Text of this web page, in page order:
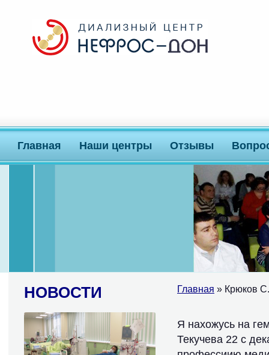
Главная Наши центры Отзывы
Главная » Крюков
Я нахожусь на
Текучева 22 с
НОВОСТИ